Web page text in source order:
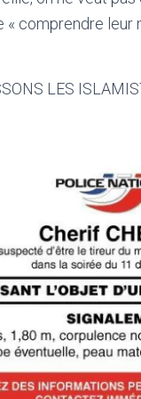
comprendre leur
LES